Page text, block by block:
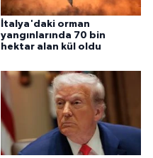
İtalya'daki orman
yangınlarında 70 bin
hektar alan kül oldu